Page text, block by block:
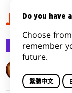
JUST
萬智創生 2017-
Do you have
Choose
remember
future.
繁體中文